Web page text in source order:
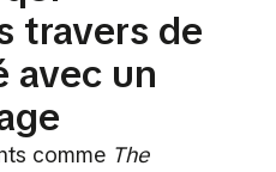
travers de
avec un
comme The